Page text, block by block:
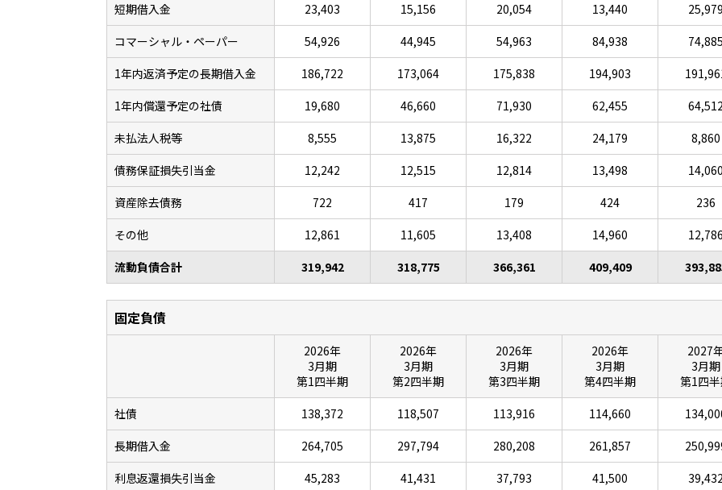
短期借入金
23,403 15,156 20,054 13,440
25,979
コマーシャル・ペーパー
54,926 44,945 54,963 84,938
74,885
1年内返済予定の長期借入金
186,722 173,064 175,838 194,903
1年内償還予定の社債
19,680 46,660 71,930 62,455
64,512
未払法人税等
8,555 13,875 16,322 24,179
8,860
債務保証損失引当金
12,242 12,515 12,814 13,498
14,060
資産除去債務
722 417 179 424
236
その他
12,861 11,605 13,408 14,960
12,786
流動負債合計
319,942 318,775 366,361 409,409
固定負債
2026年
3月期
第1四半期
2026年
3月期
第2四半期
2026年
3月期
第3四半期
2026年
3月期
第4四半期
2027
3月期
第1四
社債
138,372 118,507 113,916 114,660
長期借入金
264,705 297,794 280,208 261,857
利息返還損失引当金
45,283 41,431 37,793 41,500
39,432